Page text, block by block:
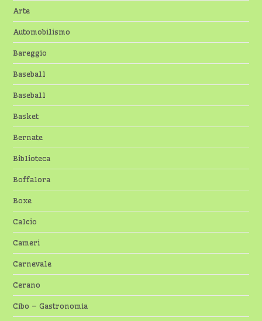
Arte
Automobilismo
Bareggio
Baseball
Baseball
Basket
Bernate
Biblioteca
Boffalora
Boxe
Calcio
Cameri
Carnevale
Cerano
Cibo – Gastronomia